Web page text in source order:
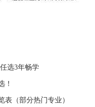
选3年畅学
！
表（部分热门专业）